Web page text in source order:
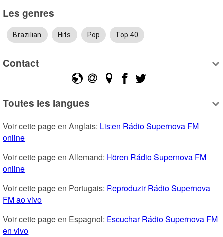
Les genres
Brazilian Hits Pop Top 40
Contact
Toutes les langues
Voir cette page en Anglais: Listen Rádio Supernova FM
online
Voir cette page en Allemand: Hören Rádio Supernova FM
online
Voir cette page en Portugais: Reproduzir Rádio Supernova
FM ao vivo
Voir cette page en Espagnol: Escuchar Rádio Supernova FM
en vivo